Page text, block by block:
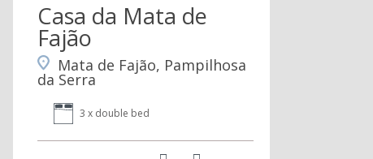
Casa da Mata de
Fajão
Mata de Fajão, Pampilhosa
da Serra
3 x double bed